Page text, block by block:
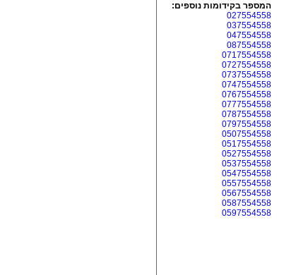
המספר בקידומות נוספים:
027554558
037554558
047554558
087554558
0717554558
0727554558
0737554558
0747554558
0767554558
0777554558
0787554558
0797554558
0507554558
0517554558
0527554558
0537554558
0547554558
0557554558
0567554558
0587554558
0597554558